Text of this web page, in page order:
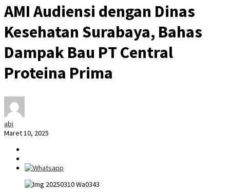
AMI Audiensi dengan Dinas
Kesehatan Surabaya, Bahas
Dampak Bau PT Central
Proteina Prima
abi
Maret 10, 2025